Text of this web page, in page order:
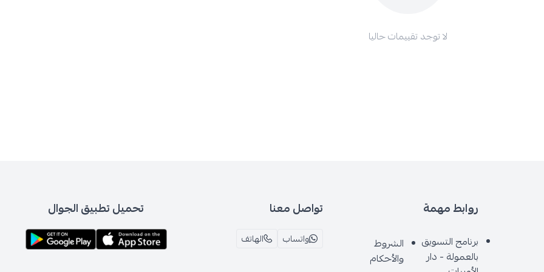
لا توجد تقييمات حاليا
روابط مهمة
برنامج التسويق
بالعمولة - دار
الشروط
والأحكام
تواصل معنا
واتساب الهاتف
تحميل تطبيق الجوال